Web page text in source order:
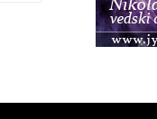
Pranic
Pula